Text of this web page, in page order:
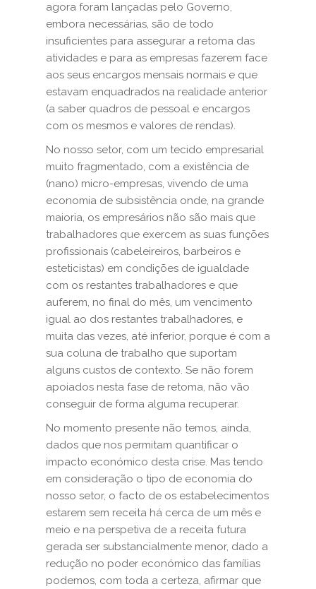
agora foram lançadas pelo Governo,
embora necessárias, são de todo
insuficientes para assegurar a retoma das
atividades e para as empresas fazerem face
aos seus encargos mensais normais e que
estavam enquadrados na realidade anterior
(a saber quadros de pessoal e encargos
com os mesmos e valores de rendas).
No nosso setor, com um tecido empresarial
muito fragmentado, com a existência de
(nano) micro-empresas, vivendo de uma
economia de subsistência onde, na grande
maioria, os empresários não são mais que
trabalhadores que exercem as suas funções
profissionais (cabeleireiros, barbeiros e
esteticistas) em condições de igualdade
com os restantes trabalhadores e que
auferem, no final do mês, um vencimento
igual ao dos restantes trabalhadores, e
muita das vezes, até inferior, porque é com a
sua coluna de trabalho que suportam
alguns custos de contexto. Se não forem
apoiados nesta fase de retoma, não vão
conseguir de forma alguma recuperar.
No momento presente não temos, ainda,
dados que nos permitam quantificar o
impacto económico desta crise. Mas tendo
em consideração o tipo de economia do
nosso setor, o facto de os estabelecimentos
estarem sem receita há cerca de um mês e
meio e na perspetiva de a receita futura
gerada ser substancialmente menor, dado a
redução no poder económico das famílias
podemos, com toda a certeza, afirmar que